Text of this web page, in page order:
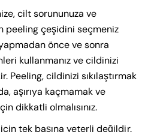
cilt sorununuza ve
peeling çeşidini seçmeniz
önce ve sonra
kullanmanız ve cildinizi
Peeling, cildinizi sıkılaştırmak
aşırıya kaçmamak ve
dikkatli olmalısınız.
için tek başına yeterli değildir.